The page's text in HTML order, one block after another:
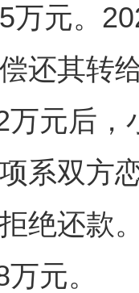
万元。
还其转
万元后，
系双方
绝还款
元。